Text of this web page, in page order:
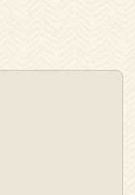
OP YOUTUBE
OP TIKTOK